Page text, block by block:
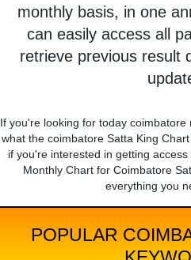
monthly basis, in one
can easily access all
retrieve previous result
If you're looking for today
what the coimbatore Satta King
if you're interested in getting
Monthly Chart for Coimbatore
everything you
POPULAR